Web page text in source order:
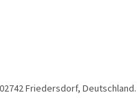
Friedersdorf, Deutschland.